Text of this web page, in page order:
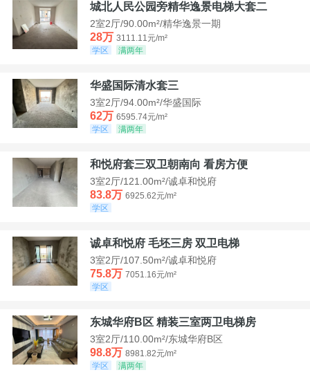
城北人民公园旁精华逸景电梯大套二
2室2厅/90.00m²/精华逸景一期
28万 3111.11元/m²
学区
满两年
华盛国际清水套三
3室2厅/94.00m²/华盛国际
62万 6595.74元/m²
学区
满两年
和悦府套三双卫朝南向 看房方便
3室2厅/121.00m²/诚卓和悦府
83.8万 6925.62元/m²
学区
诚卓和悦府 毛坯三房 双卫电梯
3室2厅/107.50m²/诚卓和悦府
75.8万 7051.16元/m²
学区
东城华府B区 精装三室两卫电梯房
3室2厅/110.00m²/东城华府B区
98.8万 8981.82元/m²
学区
满两年